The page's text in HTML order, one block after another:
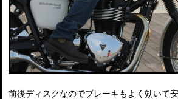
前後ディスクなのでブレーキもよく効いて安